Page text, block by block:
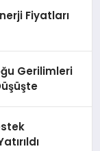
Fiyatları
Gerilimleri